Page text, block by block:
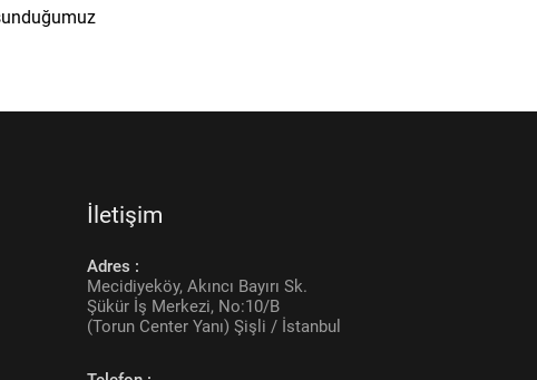
İletişim
Adres :
Mecidiyeköy, Akıncı Bayırı Sk.
Şükür İş Merkezi, No:10/B
(Torun Center Yanı) Şişli / İstanbul